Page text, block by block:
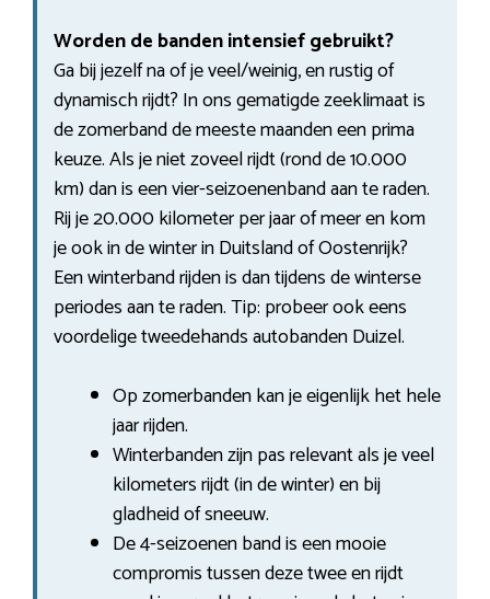
Worden de banden intensief gebruikt?
Ga bij jezelf na of je veel/weinig, en rustig of
dynamisch rijdt? In ons gematigde zeeklimaat is
de zomerband de meeste maanden een prima
keuze. Als je niet zoveel rijdt (rond de 10.000
km) dan is een vier-seizoenenband aan te raden.
Rij je 20.000 kilometer per jaar of meer en kom
je ook in de winter in Duitsland of Oostenrijk?
Een winterband rijden is dan tijdens de winterse
periodes aan te raden. Tip: probeer ook eens
voordelige tweedehands autobanden Duizel.
Op zomerbanden kan je eigenlijk het hele
jaar rijden.
Winterbanden zijn pas relevant als je veel
kilometers rijdt (in de winter) en bij
gladheid of sneeuw.
De 4-seizoenen band is een mooie
compromis tussen deze twee en rijdt